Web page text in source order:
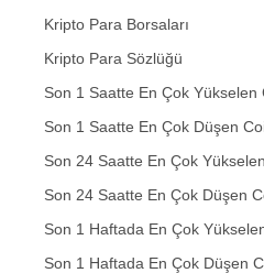
Kripto Para Borsaları
Kripto Para Sözlüğü
Son 1 Saatte En Çok Yükselen
Son 1 Saatte En Çok Düşen
Son 24 Saatte En Çok
Son 24 Saatte En Çok Düşen
Son 1 Haftada En Çok
Son 1 Haftada En Çok Düşen